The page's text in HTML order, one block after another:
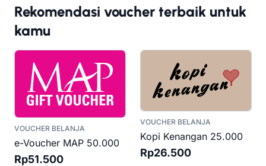
Rekomendasi voucher terbaik untuk
kamu
VOUCHER BELANJA
e-Voucher MAP 50.000
Rp51.500
VOUCHER BELANJA
Kopi Kenangan 25.000
Rp26.500